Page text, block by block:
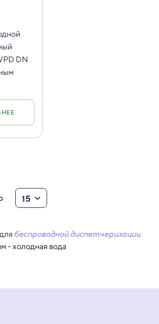
DN
15
беспроводной диспетчеризации
- холодная вода